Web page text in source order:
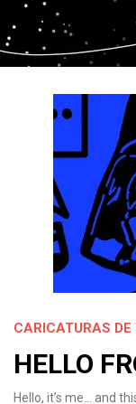
CARICATURAS
HELLO
Hello, it’s me… and